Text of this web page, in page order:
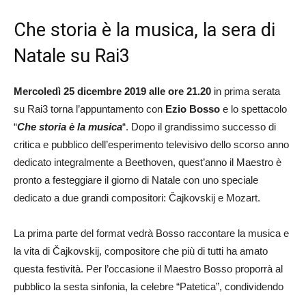
Che storia è la musica, la sera di
Natale su Rai3
Mercoledì 25 dicembre 2019 alle ore 21.20 in prima serata
su Rai3 torna l’appuntamento con Ezio Bosso e lo spettacolo
“Che storia è la musica“. Dopo il grandissimo successo di
critica e pubblico dell’esperimento televisivo dello scorso anno
dedicato integralmente a Beethoven, quest’anno il Maestro è
pronto a festeggiare il giorno di Natale con uno speciale
dedicato a due grandi compositori: Čajkovskij e Mozart.
La prima parte del format vedrà Bosso raccontare la musica e
la vita di Čajkovskij, compositore che più di tutti ha amato
questa festività. Per l’occasione il Maestro Bosso proporrà al
pubblico la sesta sinfonia, la celebre “Patetica”, condividendo